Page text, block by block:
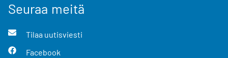
Seuraa meitä
Tilaa uutisviesti
Facebook